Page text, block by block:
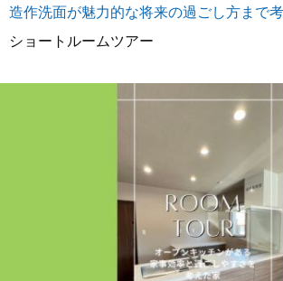
造作洗面が魅力的な将来の過ごし方まで
ショートルームツアー